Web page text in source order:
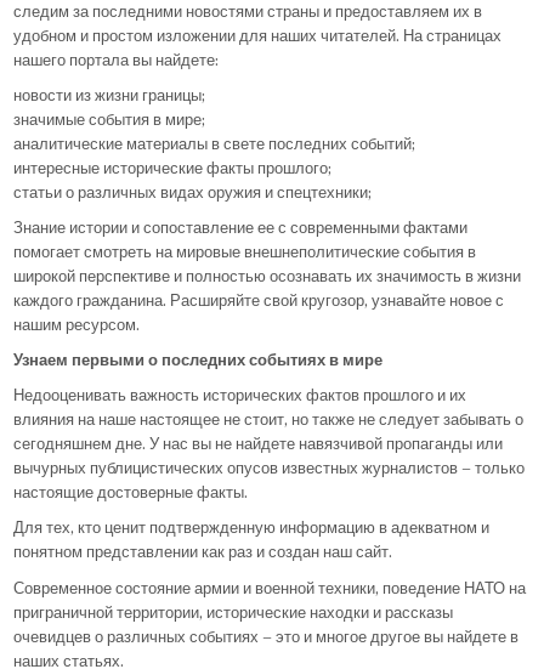
следим за последними новостями страны и предоставляем их в
удобном и простом изложении для наших читателей. На страницах
нашего портала вы найдете:
новости из жизни границы;
значимые события в мире;
аналитические материалы в свете последних событий;
интересные исторические факты прошлого;
статьи о различных видах оружия и спецтехники;
Знание истории и сопоставление ее с современными фактами
помогает смотреть на мировые внешнеполитические события в
широкой перспективе и полностью осознавать их значимость в жизни
каждого гражданина. Расширяйте свой кругозор, узнавайте новое с
нашим ресурсом.
Узнаем первыми о последних событиях в мире
Недооценивать важность исторических фактов прошлого и их
влияния на наше настоящее не стоит, но также не следует забывать о
сегодняшнем дне. У нас вы не найдете навязчивой пропаганды или
вычурных публицистических опусов известных журналистов – только
настоящие достоверные факты.
Для тех, кто ценит подтвержденную информацию в адекватном и
понятном представлении как раз и создан наш сайт.
Современное состояние армии и военной техники, поведение НАТО на
приграничной территории, исторические находки и рассказы
очевидцев о различных событиях – это и многое другое вы найдете в
наших статьях.